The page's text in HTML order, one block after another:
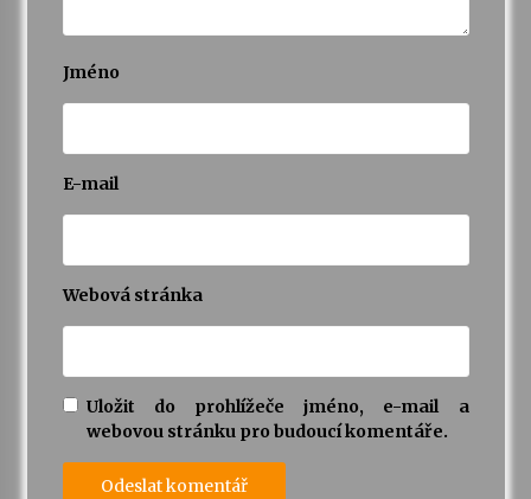
Jméno
E-mail
Webová stránka
Uložit do prohlížeče jméno, e-mail a
webovou stránku pro budoucí komentáře.